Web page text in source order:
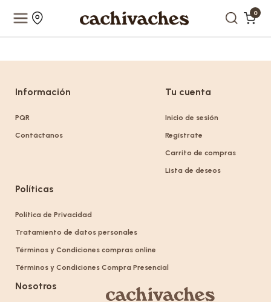
0
Información
PQR
Contáctanos
Tu cuenta
Inicio de sesión
Regístrate
Carrito de compras
Lista de deseos
Políticas
Política de Privacidad
Tratamiento de datos personales
Términos y Condiciones compras online
Términos y Condiciones Compra Presencial
Nosotros